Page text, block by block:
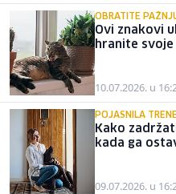
OBRATITE
Ovi znakovi
hranite svoje
10.07.2026. u
POJASNILA
Kako
kada ga
09.07.2026. u